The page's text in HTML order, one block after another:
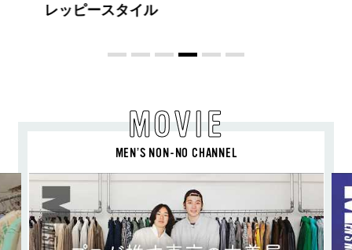
な“SUMMER PINK”［meets Jouete!
MOVIE
MEN’S NON-NO CHANNEL